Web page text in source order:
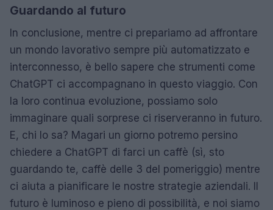
Guardando al futuro
In conclusione, mentre ci prepariamo ad affrontare
un mondo lavorativo sempre più automatizzato e
interconnesso, è bello sapere che strumenti come
ChatGPT ci accompagnano in questo viaggio. Con
la loro continua evoluzione, possiamo solo
immaginare quali sorprese ci riserveranno in futuro.
E, chi lo sa? Magari un giorno potremo persino
chiedere a ChatGPT di farci un caffè (sì, sto
guardando te, caffè delle 3 del pomeriggio) mentre
ci aiuta a pianificare le nostre strategie aziendali. Il
futuro è luminoso e pieno di possibilità, e noi siamo